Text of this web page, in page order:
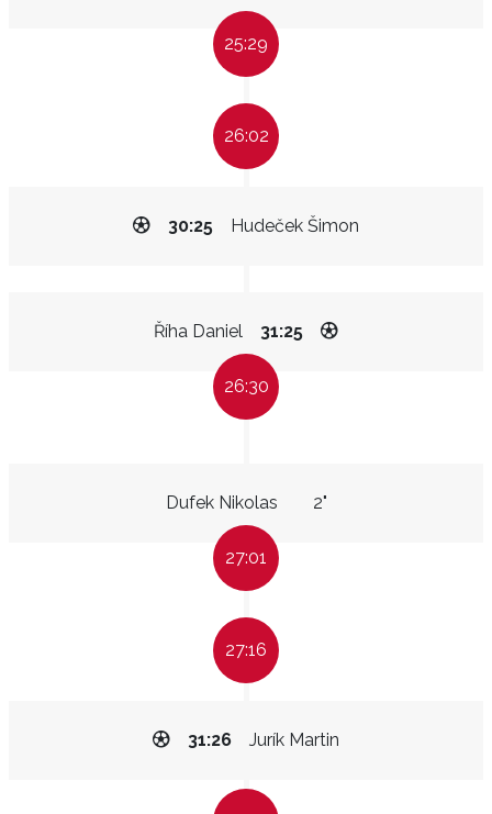
25:29
26:02
Hudeček Šimon
30:25
Říha Daniel 31:25
26:30
Dufek Nikolas 2"
27:01
27:16
Jurík Martin
31:26